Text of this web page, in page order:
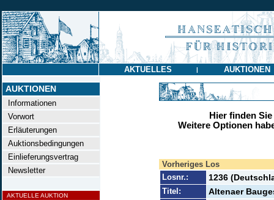
AKTUELLES | AUKTIONEN
AUKTIONEN
Informationen
Vorwort
Erläuterungen
Auktionsbedingungen
Einlieferungsvertrag
Newsletter
AKTUELLE AUKTION
Hier finden
Weitere Optionen
Vorheriges Los
Losnr.:
1236
Titel: Altenaer